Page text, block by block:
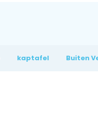
kaptafel Buiten